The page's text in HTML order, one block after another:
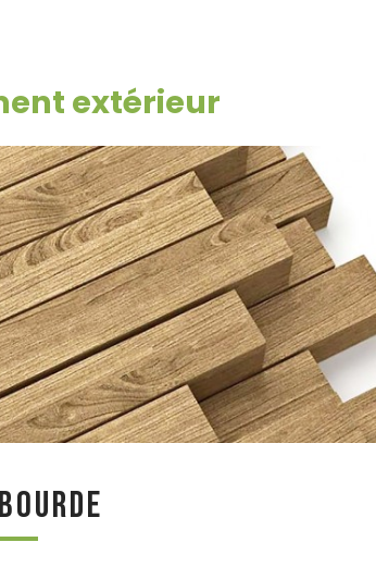
extérieur